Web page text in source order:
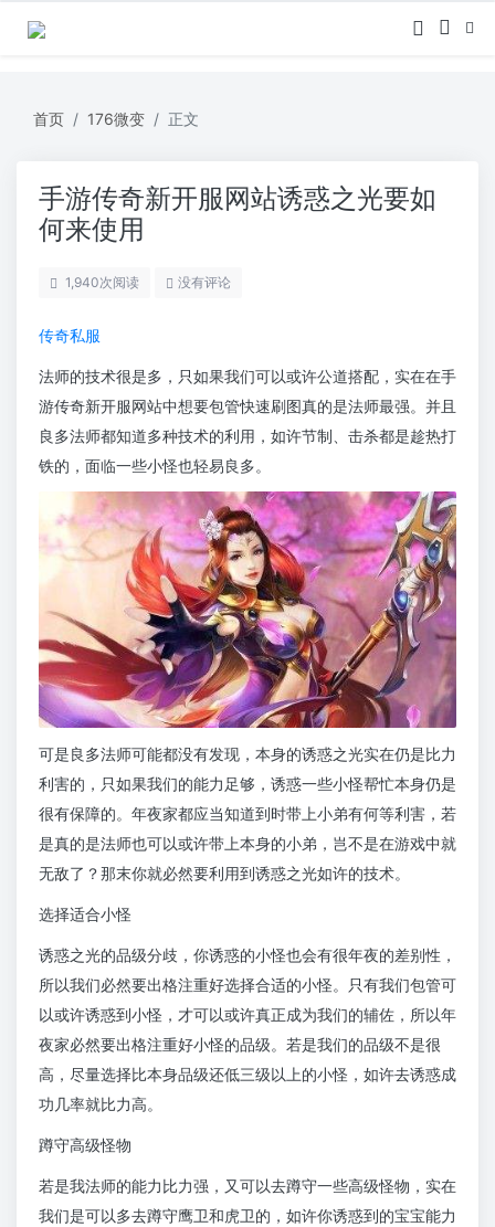
首页 176微变 正文
手游传奇新开服网站诱惑之光要如
何来使用
1,940次阅读 没有评论
传奇私服
法师的技术很是多，只如果我们可以或许公道搭配，实在在手
游传奇新开服网站中想要包管快速刷图真的是法师最强。并且
良多法师都知道多种技术的利用，如许节制、击杀都是趁热打
铁的，面临一些小怪也轻易良多。
可是良多法师可能都没有发现，本身的诱惑之光实在仍是比力
利害的，只如果我们的能力足够，诱惑一些小怪帮忙本身仍是
很有保障的。年夜家都应当知道到时带上小弟有何等利害，若
是真的是法师也可以或许带上本身的小弟，岂不是在游戏中就
无敌了？那末你就必然要利用到诱惑之光如许的技术。
选择适合小怪
诱惑之光的品级分歧，你诱惑的小怪也会有很年夜的差别性，
所以我们必然要出格注重好选择合适的小怪。只有我们包管可
以或许诱惑到小怪，才可以或许真正成为我们的辅佐，所以年
夜家必然要出格注重好小怪的品级。若是我们的品级不是很
高，尽量选择比本身品级还低三级以上的小怪，如许去诱惑成
功几率就比力高。
蹲守高级怪物
若是我法师的能力比力强，又可以去蹲守一些高级怪物，实在
我们是可以多去蹲守鹰卫和虎卫的，如许你诱惑到的宝宝能力